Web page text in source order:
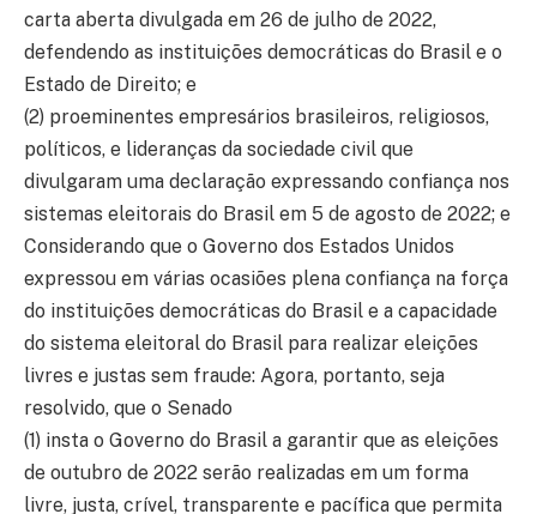
carta aberta divulgada em 26 de julho de 2022,
defendendo as instituições democráticas do Brasil e o
Estado de Direito; e
(2) proeminentes empresários brasileiros, religiosos,
políticos, e lideranças da sociedade civil que
divulgaram uma declaração expressando confiança nos
sistemas eleitorais do Brasil em 5 de agosto de 2022; e
Considerando que o Governo dos Estados Unidos
expressou em várias ocasiões plena confiança na força
do instituições democráticas do Brasil e a capacidade
do sistema eleitoral do Brasil para realizar eleições
livres e justas sem fraude: Agora, portanto, seja
resolvido, que o Senado
(1) insta o Governo do Brasil a garantir que as eleições
de outubro de 2022 serão realizadas em um forma
livre, justa, crível, transparente e pacífica que permita